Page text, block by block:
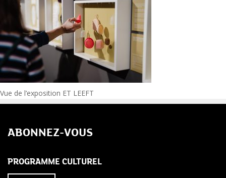
Navigation
l’article
Vue de l’exposition ET LEEFT
ABONNEZ-VOUS
PROGRAMME CULTUREL